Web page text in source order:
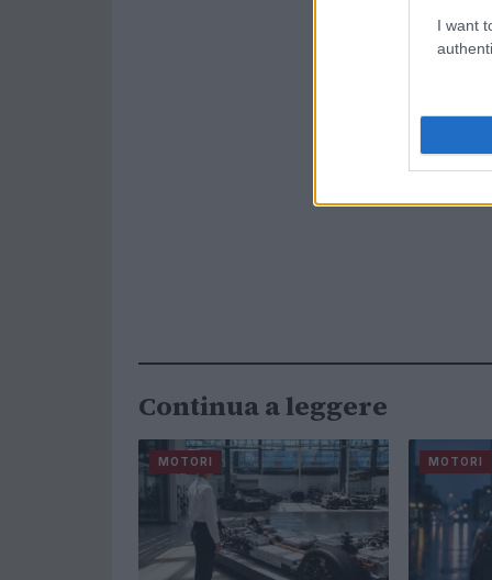
I want
Continua a leggere
MOTORI MOTORI